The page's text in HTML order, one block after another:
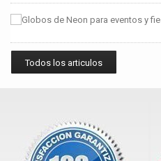
Todos los articulos